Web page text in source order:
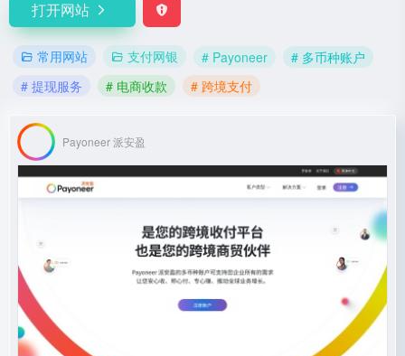
打开网站
常用网站 支付网银 # Payoneer
# 多币种账户
# 提现服务
# 电商收款 # 跨境支付
Payoneer 派安盈